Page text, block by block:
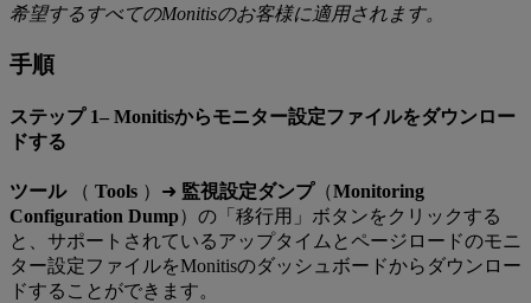
希望するすべてのMonitisのお客様に適用されます。
手順
ステップ 1– Monitisからモニター設定ファイルをダウンロー
ドする
ツール （ Tools ）➜ 監視設定ダンプ（Monitoring
Configuration Dump）の「移行用」ボタンをクリックする
と、サポートされているアップタイムとページロードのモニ
ター設定ファイルをMonitisのダッシュボードからダウンロー
ドすることができます。